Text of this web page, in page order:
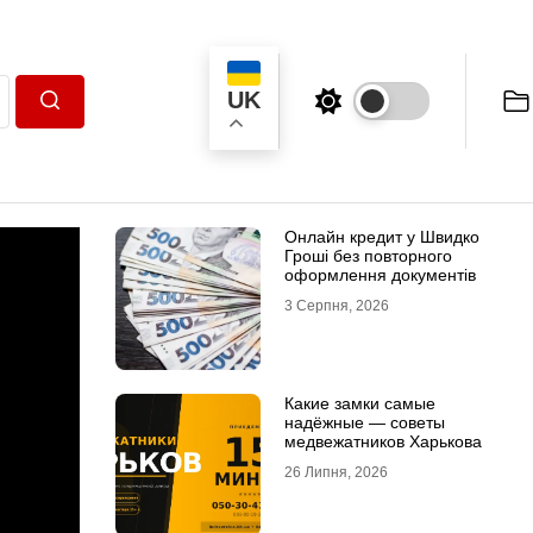
UK
Онлайн кредит у Швидко
Гроші без повторного
оформлення документів
3 Серпня, 2026
Какие замки самые
надёжные — советы
медвежатников Харькова
26 Липня, 2026